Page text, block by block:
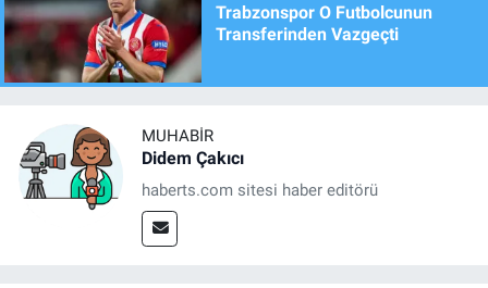
Trabzonspor O Futbolcunun
Transferinden Vazgeçti
MUHABIR
Didem Çakıcı
haberts.com sitesi haber editörü